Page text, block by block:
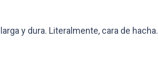
y dura. Literalmente, cara de hacha.